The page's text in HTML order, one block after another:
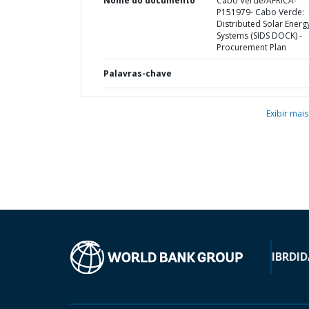
P151979- Cabo Verde:
Distributed Solar
Systems (SIDS DOCK) -
Procurement Plan
Palavras-chave
Exibir mais
IBRD